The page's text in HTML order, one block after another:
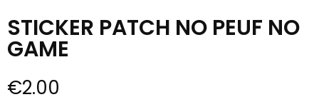
STICKER PATCH NO PEUF NO
GAME
€2.00